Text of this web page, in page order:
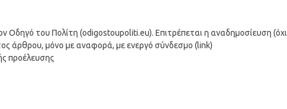
του Πολίτη (odigostoupoliti.eu). Επιτρέπεται η αναδημοσίευση (όχι
άρθρου, μόνο με αναφορά, με ενεργό σύνδεσμο (link)
προέλευσης